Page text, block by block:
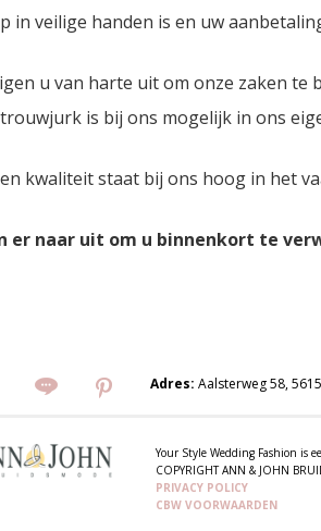
in veilige handen is en uw
u van harte uit om onze zaken te
is bij ons mogelijk in ons
kwaliteit staat bij ons hoog in het
er naar uit om u binnenkort te
Adres:Aalsterweg 58,
Your Style Wedding Fashion is
COPYRIGHT ANN & JOHN
PRIVACY POLICY
CBW VOORWAARDEN